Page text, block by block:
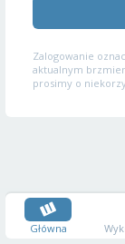
Zalogowanie
aktualnym
prosimy o
Główna